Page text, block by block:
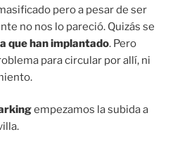
pero a pesar de ser
no nos lo pareció. Quizás se
que han implantado. Pero
para circular por allí, ni
empezamos la subida a